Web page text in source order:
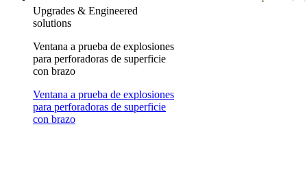
Upgrades & Engineered
solutions
Ventana a prueba de explosiones
para perforadoras de superficie
con brazo
Ventana a prueba de explosiones
para perforadoras de superficie
con brazo